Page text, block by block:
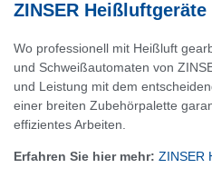
ZINSER Heißluftgeräte
Wo professionell mit Heißluft
und Schweißautomaten von
und Leistung mit dem
einer breiten Zubehörpalette
effizientes Arbeiten.
Erfahren Sie hier mehr: ZINSER